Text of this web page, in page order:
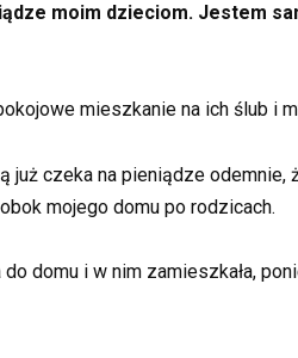
moim dzieciom. Jestem
mieszkanie na ich ślub i
już czeka na pieniądze
mojego domu po rodzicach.
domu i w nim zamieszkała,